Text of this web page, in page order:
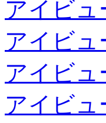
アイビ
アイビ
アイビ
アイビ